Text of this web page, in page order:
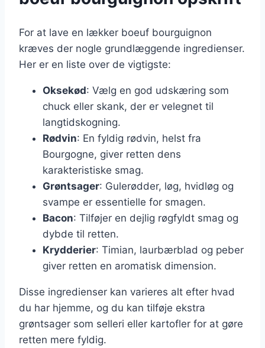
For at lave en lækker boeuf bourguignon
kræves der nogle grundlæggende ingredienser.
Her er en liste over de vigtigste:
Oksekød: Vælg en god udskæring som
chuck eller skank, der er velegnet til
langtidskogning.
Rødvin: En fyldig rødvin, helst fra
Bourgogne, giver retten dens
karakteristiske smag.
Grøntsager: Gulerødder, løg, hvidløg og
svampe er essentielle for smagen.
Bacon: Tilføjer en dejlig røgfyldt smag og
dybde til retten.
Krydderier: Timian, laurbærblad og peber
giver retten en aromatisk dimension.
Disse ingredienser kan varieres alt efter hvad
du har hjemme, og du kan tilføje ekstra
grøntsager som selleri eller kartofler for at gøre
retten mere fyldig.